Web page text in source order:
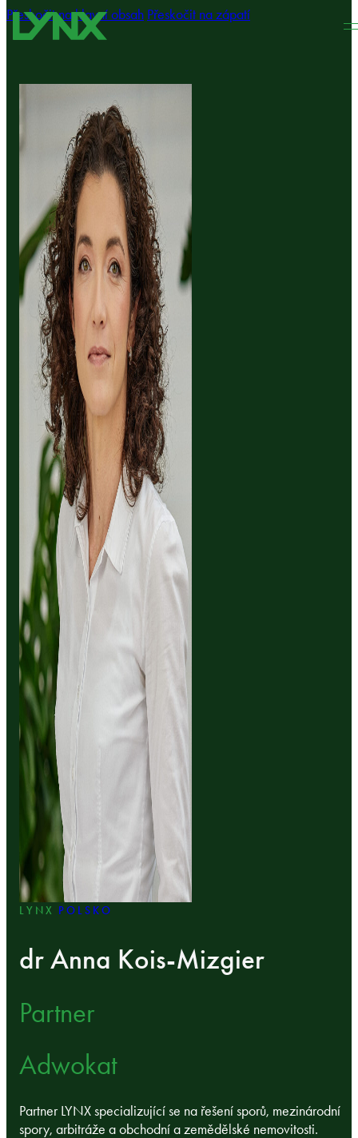
Přeskočit na hlavní obsah Přeskočit na zápatí
LYNX POLSKO
dr Anna Kois-Mizgier
Partner
Adwokat
Partner LYNX specializující se na řešení sporů, mezinárodní
spory, arbitráže a obchodní a zemědělské nemovitosti.